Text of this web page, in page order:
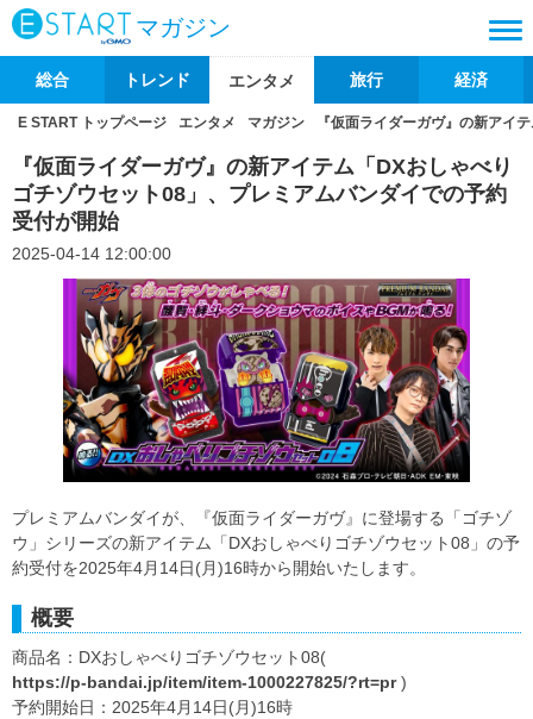
マガジン
総合 トレンド エンタメ 旅行 経済
E START トップページ エンタメ マガジン 『仮面ライダーガヴ』の新アイ
『仮面ライダーガヴ』の新アイテム「DXおしゃべり
ゴチゾウセット08」、プレミアムバンダイでの予約
受付が開始
2025-04-14 12:00:00
プレミアムバンダイが、『仮面ライダーガヴ』に登場する「ゴチゾ
ウ」シリーズの新アイテム「DXおしゃべりゴチゾウセット08」の予
約受付を2025年4月14日(月)16時から開始いたします。
概要
商品名：DXおしゃべりゴチゾウセット08(
https://p-bandai.jp/item/item-1000227825/?rt=pr)
予約開始日：2025年4月14日(月)16時